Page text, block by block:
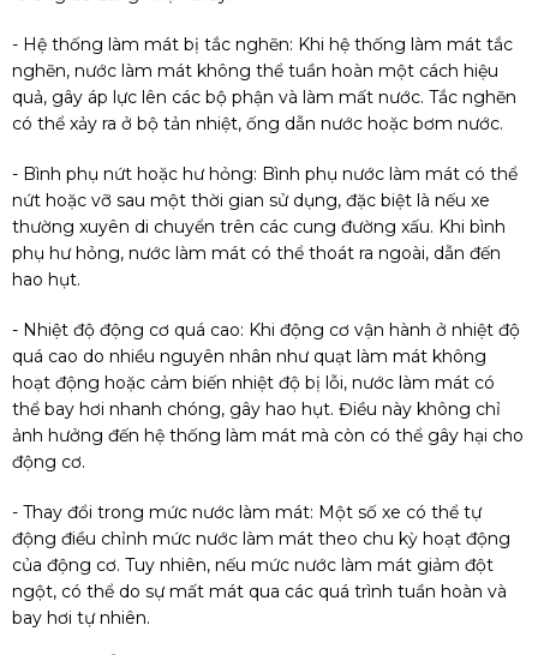
- Hệ thống làm mát bị tắc nghẽn: Khi hệ thống làm mát tắc
nghẽn, nước làm mát không thể tuần hoàn một cách hiệu
quả, gây áp lực lên các bộ phận và làm mất nước. Tắc nghẽn
có thể xảy ra ở bộ tản nhiệt, ống dẫn nước hoặc bơm nước.
- Bình phụ nứt hoặc hư hỏng: Bình phụ nước làm mát có thể
nứt hoặc vỡ sau một thời gian sử dụng, đặc biệt là nếu xe
thường xuyên di chuyển trên các cung đường xấu. Khi bình
phụ hư hỏng, nước làm mát có thể thoát ra ngoài, dẫn đến
hao hụt.
- Nhiệt độ động cơ quá cao: Khi động cơ vận hành ở nhiệt độ
quá cao do nhiều nguyên nhân như quạt làm mát không
hoạt động hoặc cảm biến nhiệt độ bị lỗi, nước làm mát có
thể bay hơi nhanh chóng, gây hao hụt. Điều này không chỉ
ảnh hưởng đến hệ thống làm mát mà còn có thể gây hại cho
động cơ.
- Thay đổi trong mức nước làm mát: Một số xe có thể tự
động điều chỉnh mức nước làm mát theo chu kỳ hoạt động
của động cơ. Tuy nhiên, nếu mức nước làm mát giảm đột
ngột, có thể do sự mất mát qua các quá trình tuần hoàn và
bay hơi tự nhiên.